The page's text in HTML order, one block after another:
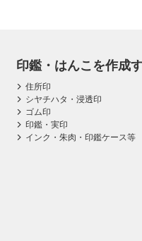
印鑑・はんこを作成
住所印
シヤチハタ・浸透印
ゴム印
印鑑・実印
インク・朱肉・印鑑ケース等